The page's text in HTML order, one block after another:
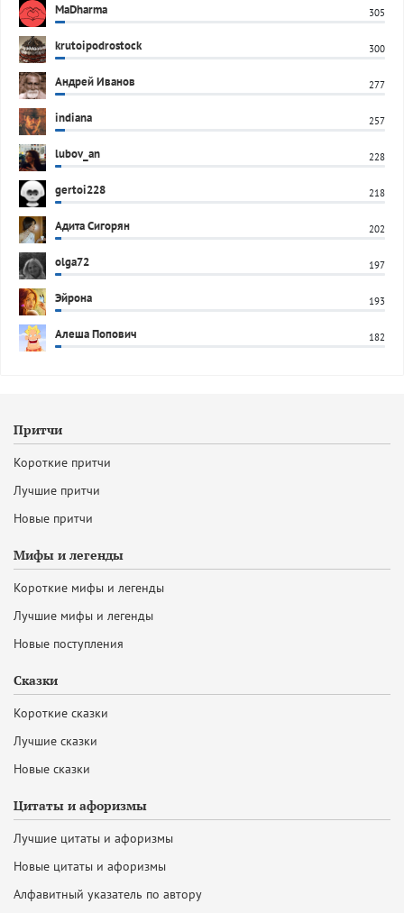
MaDharma 305
krutoipodrostock 300
Андрей Иванов 277
indiana 257
lubov_an 228
gertoi228 218
Адита Сигорян 202
olga72 197
Эйрона 193
Алеша Попович 182
Притчи
Короткие притчи
Лучшие притчи
Новые притчи
Мифы и легенды
Короткие мифы и легенды
Лучшие мифы и легенды
Новые поступления
Сказки
Короткие сказки
Лучшие сказки
Новые сказки
Цитаты и афоризмы
Лучшие цитаты и афоризмы
Новые цитаты и афоризмы
Алфавитный указатель по автору